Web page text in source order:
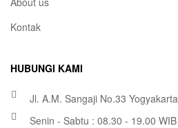
Kontak
HUBUNGI KAMI
Jl. A.M. Sangaji No.33 Yogyakarta
Senin - Sabtu : 08.30 - 19.00 WIB